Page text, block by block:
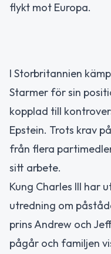
flykt mot Europa.
I Storbritannien
Starmer för sin
kopplad till
Epstein. Trots krav
från flera
sitt arbete.
Kung Charles III har
utredning om
prins Andrew och
pågår och familjen